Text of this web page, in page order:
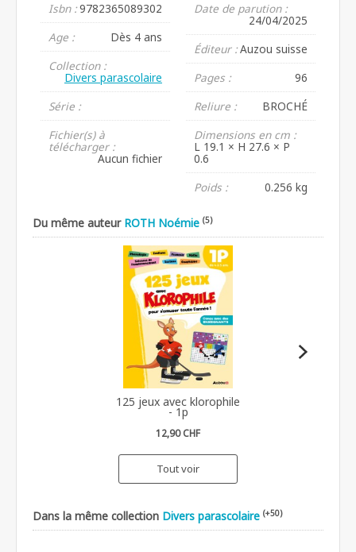
Isbn :9782365089302
Age :
Dès 4 ans
Collection :
Divers parascolaire
Série :
Fichier(s) à
télécharger :
Aucun fichier
Date de parution :
24/04/2025
Éditeur :Auzou suisse
Pages :
96
Reliure :
BROCHÉ
Dimensions en cm :
L 19.1 × H 27.6 × P
0.6
Poids :
0.256 kg
Du même auteur ROTH Noémie (5)
125 jeux avec klorophile
- 1p
12,90 CHF
Tout voir
Dans la même collection Divers parascolaire (+50)